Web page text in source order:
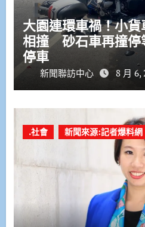
大園連環車禍！小
相撞 砂石車再撞停
停車
新聞聯訪中心 8 月 6,
.社會 新聞來源:記者爆料網